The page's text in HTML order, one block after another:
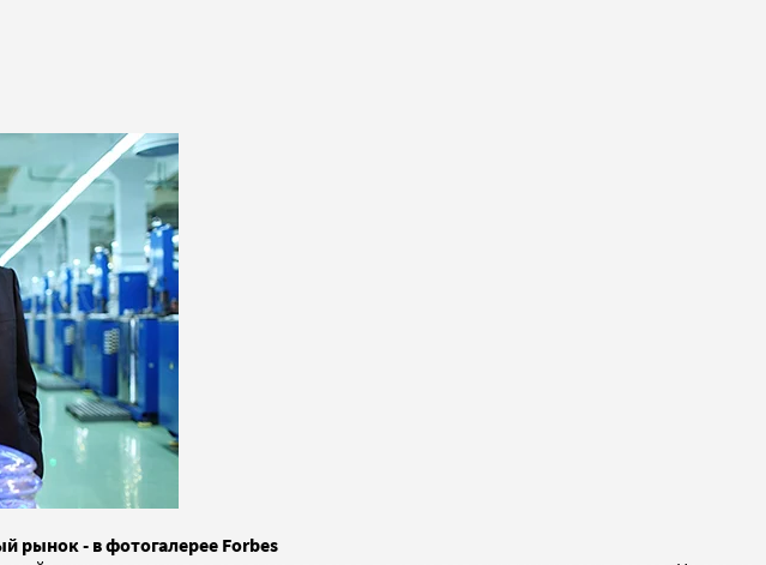
рынок - в фотогалерее Forbes